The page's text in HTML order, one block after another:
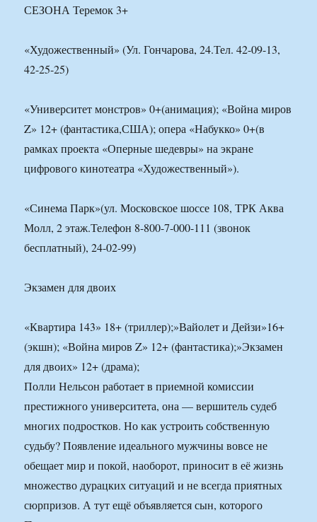
СЕЗОНА Теремок 3+
«Художественный» (Ул. Гончарова, 24.Тел. 42-09-13,
42-25-25)
«Университет монстров» 0+(анимация); «Война миров
Z» 12+ (фантастика,США); опера «Набукко» 0+(в
рамках проекта «Оперные шедевры» на экране
цифрового кинотеатра «Художественный»).
«Синема Парк»(ул. Московское шоссе 108, ТРК Аква
Молл, 2 этаж.Телефон 8-800-7-000-111 (звонок
бесплатный), 24-02-99)
Экзамен для двоих
«Квартира 143» 18+ (триллер);»Вайолет и Дейзи»16+
(экшн); «Война миров Z» 12+ (фантастика);»Экзамен
для двоих» 12+ (драма);
Полли Нельсон работает в приемной комиссии
престижного университета, она — вершитель судеб
многих подростков. Но как устроить собственную
судьбу? Появление идеального мужчины вовсе не
обещает мир и покой, наоборот, приносит в её жизнь
множество дурацких ситуаций и не всегда приятных
сюрпризов. А тут ещё объявляется сын, которого